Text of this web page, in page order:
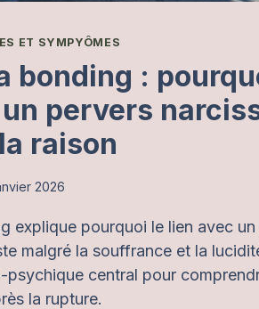
ET SYMPYÔMES
bonding :
pervers
raison
2026
explique pourquoi le lien avec
malgré la souffrance et la
psychique central pour
la rupture.